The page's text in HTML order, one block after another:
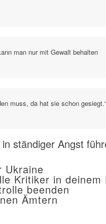
man nur mit Gewalt behalten
muss, da hat sie schon gesiegt.“
ständiger Angst
Ukraine
Kritiker in deinem
beenden
Ämtern